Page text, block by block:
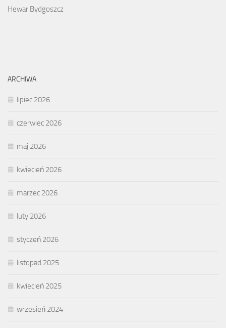
Hewar Bydgoszcz
ARCHIWA
lipiec 2026
czerwiec 2026
maj 2026
kwiecień 2026
marzec 2026
luty 2026
styczeń 2026
listopad 2025
kwiecień 2025
wrzesień 2024